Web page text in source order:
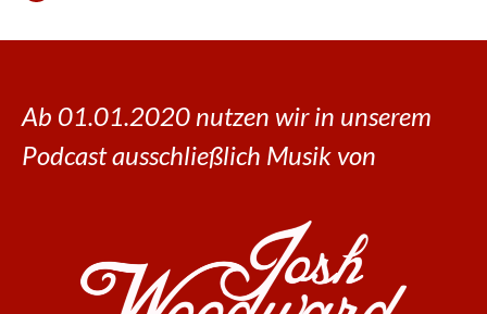
Ab 01.01.2020 nutzen wir in unserem
Podcast ausschließlich Musik von